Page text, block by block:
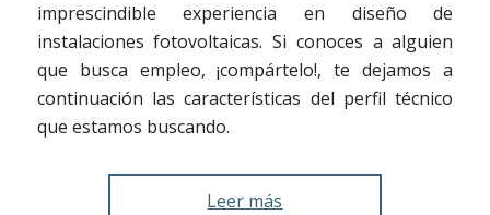
imprescindible experiencia en diseño de
instalaciones fotovoltaicas. Si conoces a alguien
que busca empleo, ¡compártelo!, te dejamos a
continuación las características del perfil técnico
que estamos buscando.
Leer más